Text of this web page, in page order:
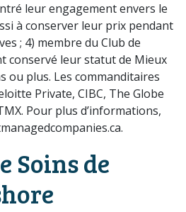
leur engagement envers le
à conserver leur prix pendant
; 4) membre du Club de
conservé leur statut de Mieux
ou plus. Les commanditaires
Private, CIBC, The Globe
Pour plus d’informations,
Soins de